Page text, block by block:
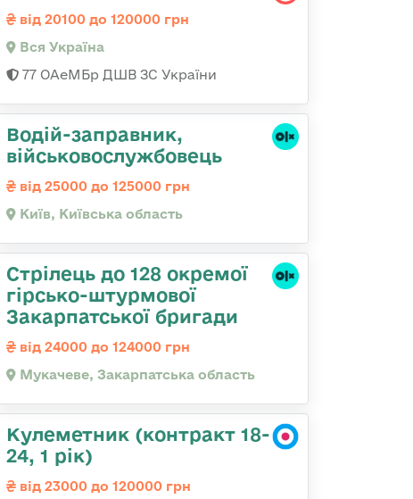
від 20100 до 120000 грн
Вся Україна
77 ОАеМБр ДШВ ЗС України
Водій-заправник,
військовослужбовець
від 25000 до 125000 грн
Київ, Київська область
Стрілець до 128 окремої
гірсько-штурмової
Закарпатської бригади
від 24000 до 124000 грн
Мукачеве, Закарпатська область
Кулеметник (контракт 18-
24, 1 рік)
від 23000 до 120000 грн